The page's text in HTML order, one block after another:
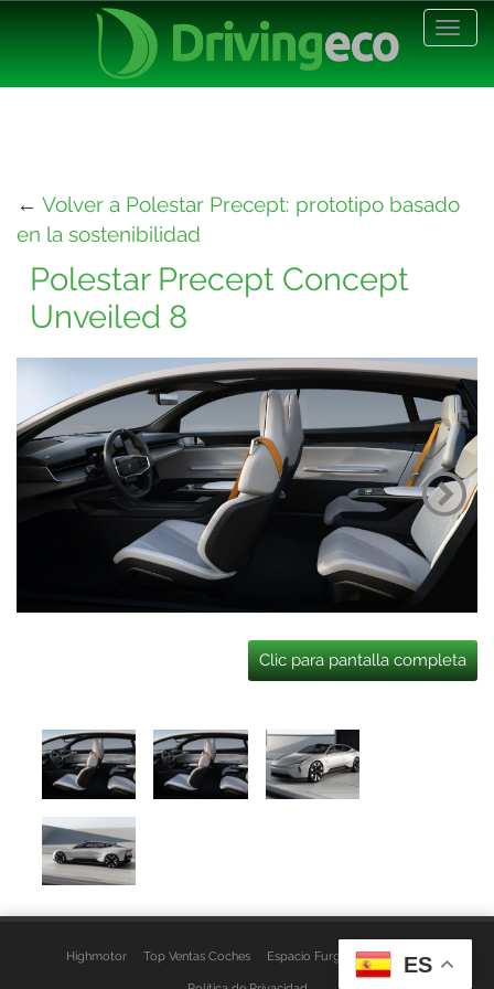
← Volver a Polestar Precept: prototipo basado
en la sostenibilidad
Polestar Precept Concept
Unveiled 8
Clic para pantalla completa
Highmotor Top Ventas Coches Espacio Furgo Aviso Legal
ES